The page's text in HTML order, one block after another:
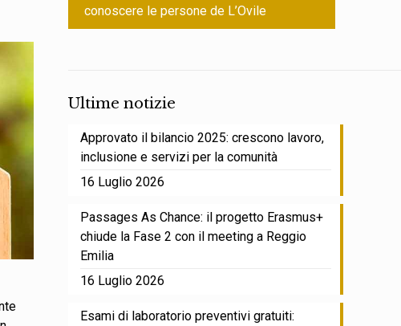
conoscere le persone de L’Ovile
Ultime notizie
Approvato il bilancio 2025: crescono lavoro,
inclusione e servizi per la comunità
16 Luglio 2026
Passages As Chance: il progetto Erasmus+
chiude la Fase 2 con il meeting a Reggio
Emilia
16 Luglio 2026
Esami di laboratorio preventivi gratuiti: